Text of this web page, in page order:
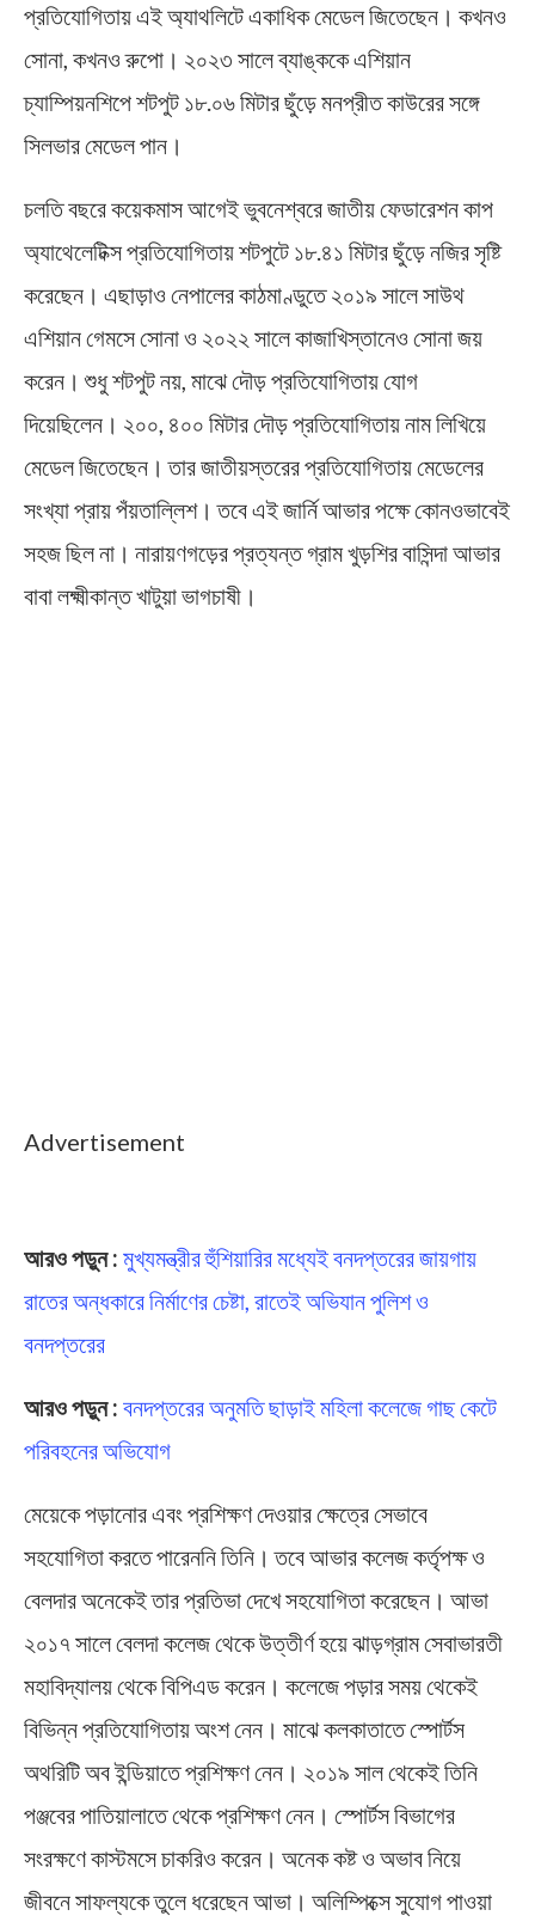
প্রতিযোগিতায় এই অ্যাথলিটে একাধিক মেডেল জিতেছেন। কখনও
সোনা, কখনও রুপো। ২০২৩ সালে ব্যাঙ্ককে এশিয়ান
চ্যাম্পিয়নশিপে শটপুট ১৮.০৬ মিটার ছুঁড়ে মনপ্রীত কাউরের সঙ্গে
সিলভার মেডেল পান।
চলতি বছরে কয়েকমাস আগেই ভুবনেশ্বরে জাতীয় ফেডারেশন কাপ
অ্যাথেলেটিক্স প্রতিযোগিতায় শটপুটে ১৮.৪১ মিটার ছুঁড়ে নজির সৃষ্টি
করেছেন। এছাড়াও নেপালের কাঠমাণ্ডুতে ২০১৯ সালে সাউথ
এশিয়ান গেমসে সোনা ও ২০২২ সালে কাজাখিস্তানেও সোনা জয়
করেন। শুধু শটপুট নয়, মাঝে দৌড় প্রতিযোগিতায় যোগ
দিয়েছিলেন। ২০০, ৪০০ মিটার দৌড় প্রতিযোগিতায় নাম লিখিয়ে
মেডেল জিতেছেন। তার জাতীয়স্তরের প্রতিযোগিতায় মেডেলের
সংখ্যা প্রায় পঁয়তাল্লিশ। তবে এই জার্নি আভার পক্ষে কোনওভাবেই
সহজ ছিল না। নারায়ণগড়ের প্রত্যন্ত গ্রাম খুড়শির বাসিন্দা আভার
বাবা লক্ষ্মীকান্ত খাটুয়া ভাগচাষী।
Advertisement
আরও পড়ুন : মুখ্যমন্ত্রীর হুঁশিয়ারির মধ্যেই বনদপ্তরের জায়গায়
রাতের অন্ধকারে নির্মাণের চেষ্টা, রাতেই অভিযান পুলিশ ও
বনদপ্তরের
আরও পড়ুন : বনদপ্তরের অনুমতি ছাড়াই মহিলা কলেজে গাছ কেটে
পরিবহনের অভিযোগ
মেয়েকে পড়ানোর এবং প্রশিক্ষণ দেওয়ার ক্ষেত্রে সেভাবে
সহযোগিতা করতে পারেননি তিনি। তবে আভার কলেজ কর্তৃপক্ষ ও
বেলদার অনেকেই তার প্রতিভা দেখে সহযোগিতা করেছেন। আভা
২০১৭ সালে বেলদা কলেজ থেকে উত্তীর্ণ হয়ে ঝাড়গ্রাম সেবাভারতী
মহাবিদ্যালয় থেকে বিপিএড করেন। কলেজে পড়ার সময় থেকেই
বিভিন্ন প্রতিযোগিতায় অংশ নেন। মাঝে কলকাতাতে স্পোর্টস
অথরিটি অব ইন্ডিয়াতে প্রশিক্ষণ নেন। ২০১৯ সাল থেকেই তিনি
পঞ্জবের পাতিয়ালাতে থেকে প্রশিক্ষণ নেন। স্পোর্টস বিভাগের
সংরক্ষণে কাস্টমসে চাকরিও করেন। অনেক কষ্ট ও অভাব নিয়ে
জীবনে সাফল্যকে তুলে ধরেছেন আভা। অলিম্পিক্সে সুযোগ পাওয়া